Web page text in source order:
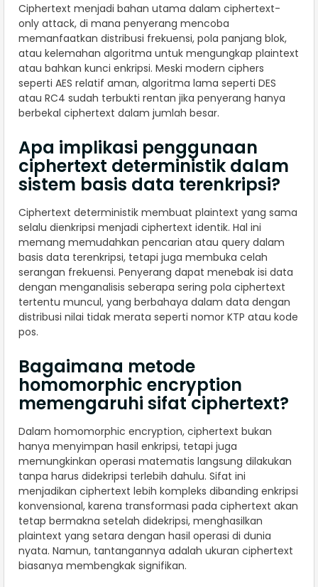
Ciphertext menjadi bahan utama dalam ciphertext-
only attack, di mana penyerang mencoba
memanfaatkan distribusi frekuensi, pola panjang blok,
atau kelemahan algoritma untuk mengungkap plaintext
atau bahkan kunci enkripsi. Meski modern ciphers
seperti AES relatif aman, algoritma lama seperti DES
atau RC4 sudah terbukti rentan jika penyerang hanya
berbekal ciphertext dalam jumlah besar.
Apa implikasi penggunaan
ciphertext deterministik dalam
sistem basis data terenkripsi?
Ciphertext deterministik membuat plaintext yang sama
selalu dienkripsi menjadi ciphertext identik. Hal ini
memang memudahkan pencarian atau query dalam
basis data terenkripsi, tetapi juga membuka celah
serangan frekuensi. Penyerang dapat menebak isi data
dengan menganalisis seberapa sering pola ciphertext
tertentu muncul, yang berbahaya dalam data dengan
distribusi nilai tidak merata seperti nomor KTP atau kode
pos.
Bagaimana metode
homomorphic encryption
memengaruhi sifat ciphertext?
Dalam homomorphic encryption, ciphertext bukan
hanya menyimpan hasil enkripsi, tetapi juga
memungkinkan operasi matematis langsung dilakukan
tanpa harus didekripsi terlebih dahulu. Sifat ini
menjadikan ciphertext lebih kompleks dibanding enkripsi
konvensional, karena transformasi pada ciphertext akan
tetap bermakna setelah didekripsi, menghasilkan
plaintext yang setara dengan hasil operasi di dunia
nyata. Namun, tantangannya adalah ukuran ciphertext
biasanya membengkak signifikan.